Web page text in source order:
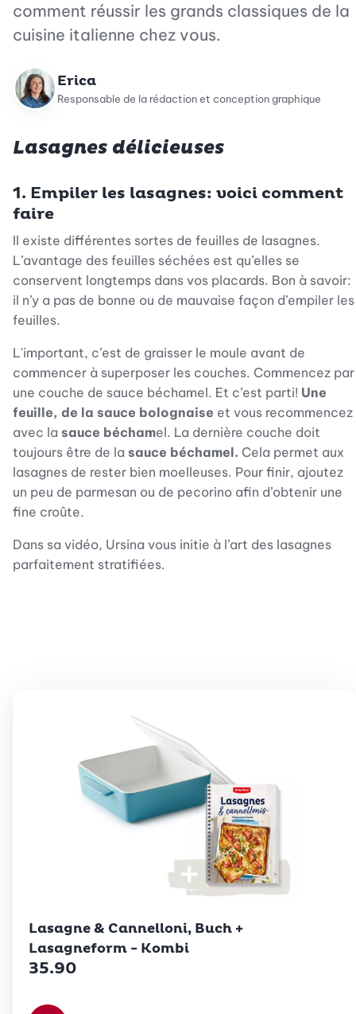
comment réussir les grands classiques de la
cuisine italienne chez vous.
Erica
Responsable de la rédaction et conception graphique
Lasagnes délicieuses
1. Empiler les lasagnes: voici comment
faire
Il existe différentes sortes de feuilles de lasagnes.
L’avantage des feuilles séchées est qu’elles se
conservent longtemps dans vos placards. Bon à savoir:
il n’y a pas de bonne ou de mauvaise façon d’empiler les
feuilles.
L'important, c’est de graisser le moule avant de
commencer à superposer les couches. Commencez par
une couche de sauce béchamel. Et c’est parti! Une
feuille, de la sauce bolognaise et vous recommencez
avec la sauce béchamel. La dernière couche doit
toujours être de la sauce béchamel. Cela permet aux
lasagnes de rester bien moelleuses. Pour finir, ajoutez
un peu de parmesan ou de pecorino afin d’obtenir une
fine croûte.
Dans sa vidéo, Ursina vous initie à l’art des lasagnes
parfaitement stratifiées.
Lasagne & Cannelloni, Buch +
Lasagneform - Kombi
35.90